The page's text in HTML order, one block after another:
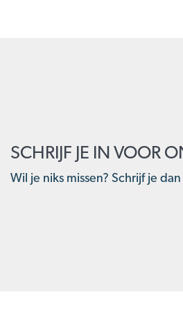
SCHRIJF JE IN VOOR
Wil je niks missen? Schrijf je